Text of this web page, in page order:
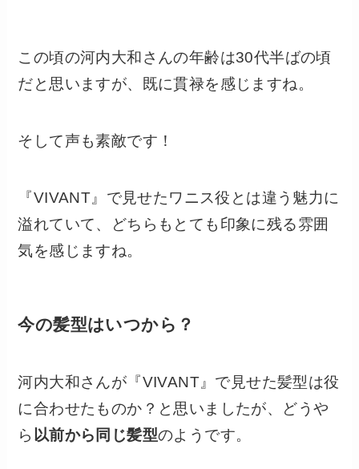
この頃の河内大和さんの年齢は30代半ばの頃
だと思いますが、既に貫禄を感じますね。
そして声も素敵です！
『VIVANT』で見せたワニス役とは違う魅力に
溢れていて、どちらもとても印象に残る雰囲
気を感じますね。
今の髪型はいつから？
河内大和さんが『VIVANT』で見せた髪型は役
に合わせたものか？と思いましたが、どうや
ら 以前から同じ髪型のようです。